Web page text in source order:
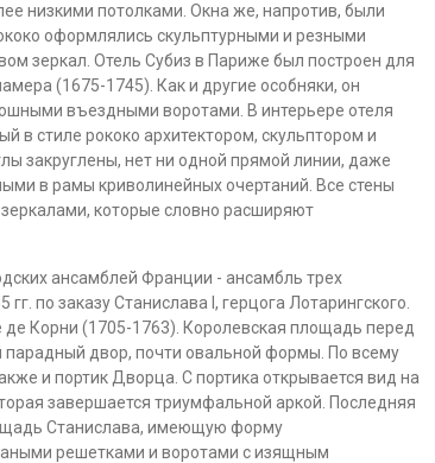
низкими потолками. Окна же, напротив, были
оформлялись скульптурными и резными
зеркал. Отель Субиз в Париже был построен для
(1675-1745). Как и другие особняки, он
въездными воротами. В интерьере отеля
в стиле рококо архитектором, скульптором и
закруглены, нет ни одной прямой линии, даже
в рамы криволинейных очертаний. Все стены
которые словно расширяют
ансамблей Франции - ансамбль трех
по заказу Станислава I, герцога Лотарингского.
Корни (1705-1763). Королевская площадь перед
двор, почти овальной формы. По всему
и портик Дворца. С портика открывается вид на
завершается триумфальной аркой. Последняя
Станислава, имеющую форму
решетками и воротами с изящным